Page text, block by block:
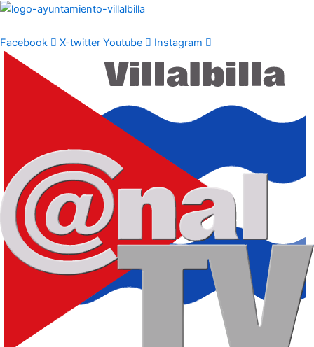
Ir
contenido
Facebook X-twitter Youtube Instagram